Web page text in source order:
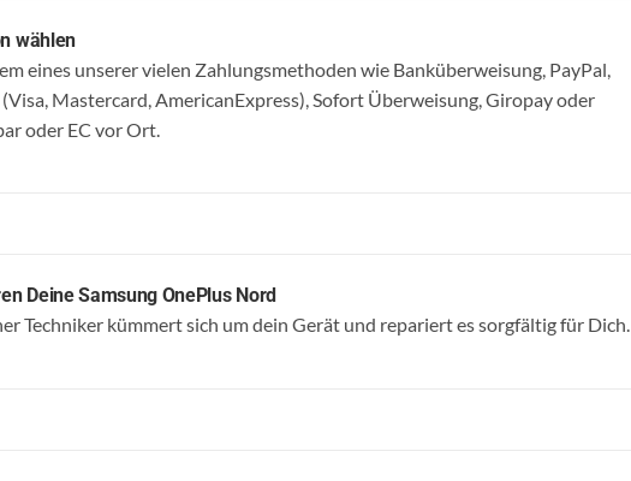
wählen
eines unserer vielen Zahlungsmethoden wie Banküberweisung, PayPal,
Mastercard, AmericanExpress), Sofort Überweisung, Giropay oder
oder EC vor Ort.
Deine Samsung OnePlus Nord
Techniker kümmert sich um dein Gerät und repariert es sorgfältig für Dich.